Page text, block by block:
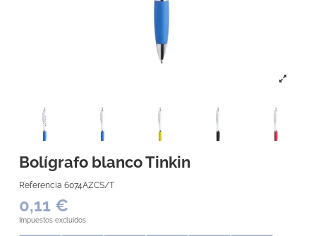
Bolígrafo blanco Tinkin
Referencia 6074AZCS/T
0,11 €
Impuestos excluidos